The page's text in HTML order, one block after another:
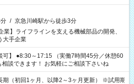
/ 京急川崎駅から徒歩3分
業】ライフラインを支える機械部品の開発、
大手企業
可】 ●8:30～17:15 （実働7時間45分／休憩60
も相談できます！ お気軽にご相談下さいね
期（初回1ヶ月、以降2～3ヶ月更新） ※試用期